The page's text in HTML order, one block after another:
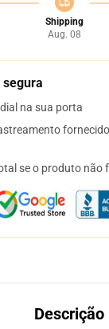
Shipping
Aug. 08
segura
na sua porta
se o produto não
Descrição